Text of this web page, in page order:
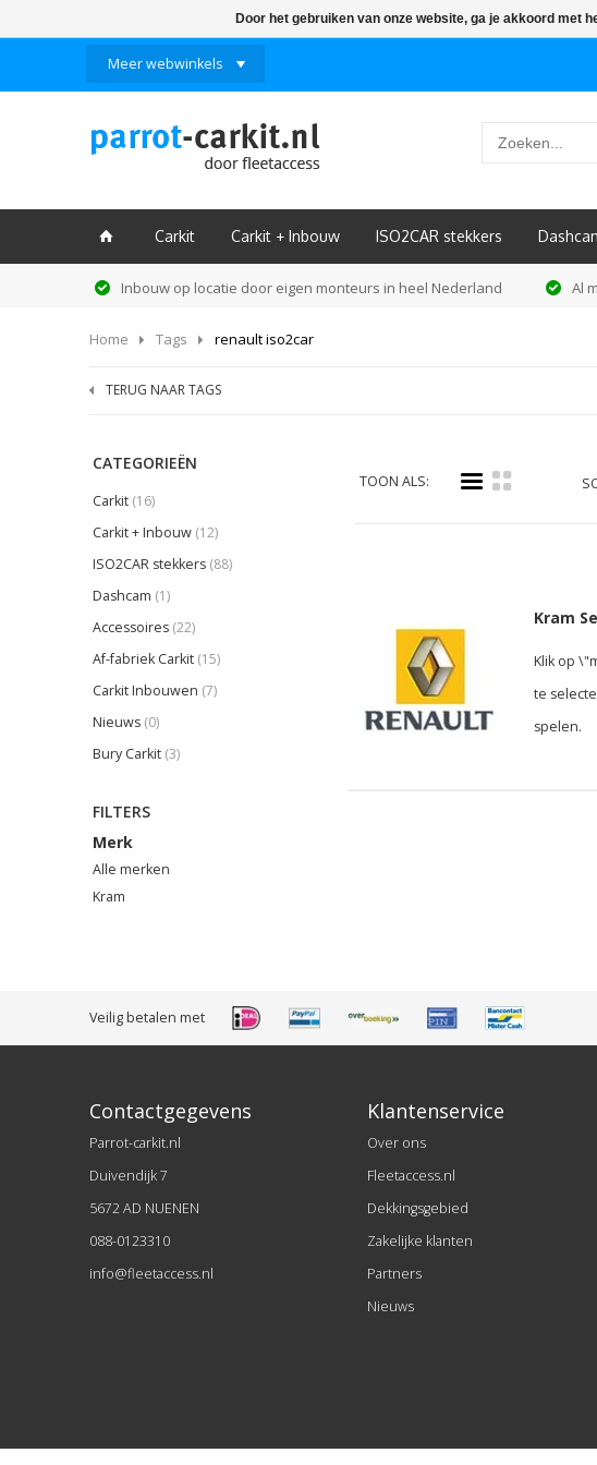
Meer webwinkels
ï Carkit Carkit + Inbouw ISO2CAR stekkers
Inbouw op locatie door eigen monteurs in heel Nederland Al
Home Tags renault iso2car
TERUG NAAR TAGS
CATEGORIEËN
Carkit (16)
Carkit + Inbouw (12)
ISO2CAR stekkers (88)
Dashcam (1)
Accessoires (22)
Af-fabriek Carkit (15)
Carkit Inbouwen (7)
Nieuws (0)
Bury Carkit (3)
FILTERS
Merk
Alle merken
Kram
TOON ALS: i k
Kram
Klik op
te
spelen.
Veilig betalen met
Contactgegevens
Parrot-carkit.nl
Duivendijk 7
5672 AD NUENEN
088-0123310
info@fleetaccess.nl
Klantenservice
Over ons
Fleetaccess.nl
Dekkingsgebied
Zakelijke klanten
Partners
Nieuws
Door het gebruiken van onze website, ga je akkoord met